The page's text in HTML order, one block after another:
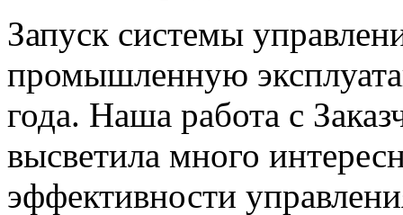
Запуск системы
промышленную
года. Наша работа с
высветила много
эффективности